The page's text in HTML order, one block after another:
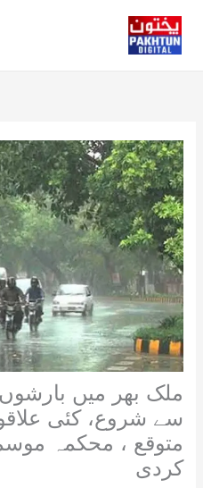
content
ملک بھر میں
سے شروع، کئی
متوقع ، محکمہ
کردی